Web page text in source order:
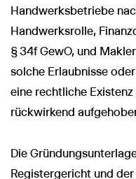
Handwerksbetriebe
Handwerksrolle,
§ 34f GewO, und
solche Erlaubnisse
eine rechtliche
rückwirkend
Die
Registergericht und